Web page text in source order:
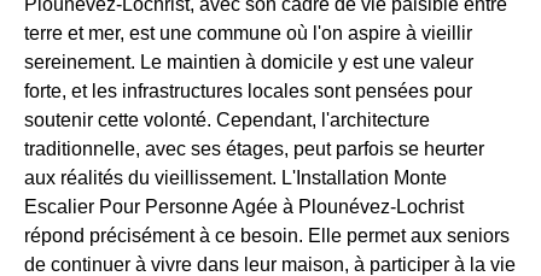
terre et mer, est une commune où l'on aspire à vieillir
sereinement. Le maintien à domicile y est une valeur
forte, et les infrastructures locales sont pensées pour
soutenir cette volonté. Cependant, l'architecture
traditionnelle, avec ses étages, peut parfois se heurter
aux réalités du vieillissement. L'Installation Monte
Escalier Pour Personne Agée à Plounévez-Lochrist
répond précisément à ce besoin. Elle permet aux seniors
de continuer à vivre dans leur maison, à participer à la vie